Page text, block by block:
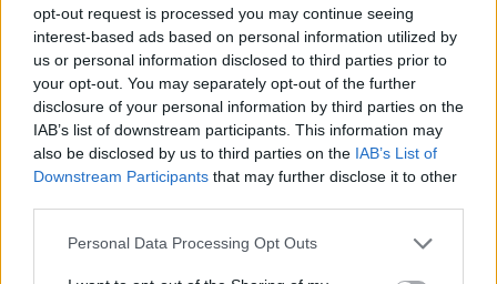
opt-out request is processed you may continue seeing
interest-based ads based on personal information utilized by
us or personal information disclosed to third parties prior to
your opt-out. You may separately opt-out of the further
disclosure of your personal information by third parties on the
IAB’s list of downstream participants. This information may
also be disclosed by us to third parties on the IAB’s List of
Downstream Participants that may further disclose it to other
Personal Data Processing Opt Outs
αναβαθμίσεων (που περιλαμβάνουν και μείωση του
βάρους της RB22, που πλησιάζει τα 7 κιλά κατά τα
οποία ξεπερνά το ελάχιστο όριο), αν και ο επικεφαλής
της ομάδας, Laurent Mekies, παραδέχεται ότι αυτό δεν
θα είναι αρκετό για να καλύψει τη διαφορά που τη
φήμες ότι ενδέχεται να αποχωρήσει από την ομάδα